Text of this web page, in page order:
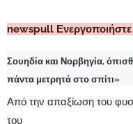
newspull Ενεργοποιήστε
Σουηδία και Νορβηγία,
πάντα μετρητά στο σπίτι»
Από την απαξίωση του
του